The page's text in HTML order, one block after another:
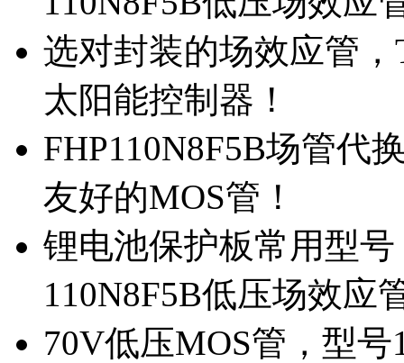
选对封装的场效应管
太阳能控制器！
FHP110N8F5B场管代
友好的MOS管！
锂电池保护板常用型
110N8F5B低压场效应
70V低压MOS管，型